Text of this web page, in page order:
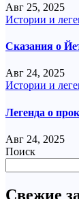
Авг 25, 2025
Истории и
Сказания о
Авг 24, 2025
Истории и
Легенда о
Авг 24, 2025
Поиск
Свежие